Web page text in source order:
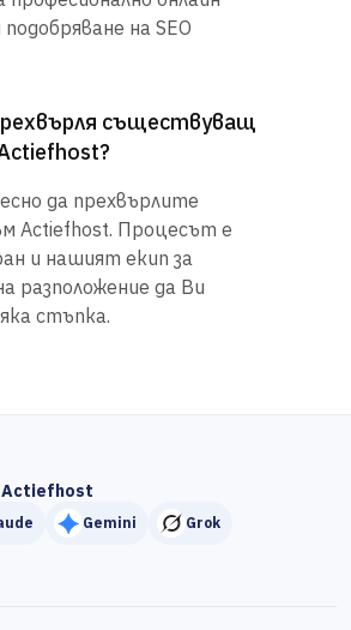
на SEO
съществуващ
да прехвърлите
Actiefhost. Процесът е
и нашият екип за
разположение да Ви
стъпка.
Actiefhost
Gemini Grok